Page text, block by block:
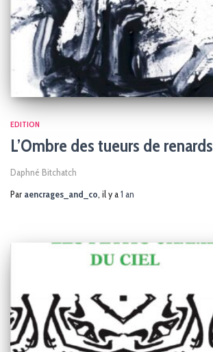
EDITION
L’Ombre des tueurs de renards
Daphné Bitchatch
Par aencrages_and_co, il y a1 an